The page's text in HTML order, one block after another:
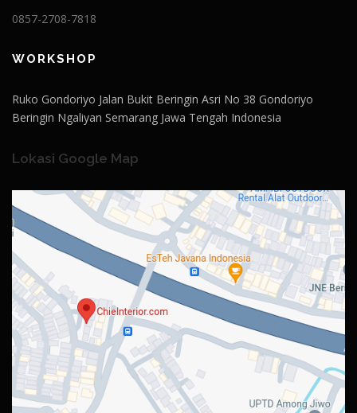
0857-2708-7818
WORKSHOP
Ruko Gondoriyo Jalan Bukit Beringin Asri No 38 Gondoriyo
Beringin Ngaliyan Semarang Jawa Tengah Indonesia
Lokasi Google Map